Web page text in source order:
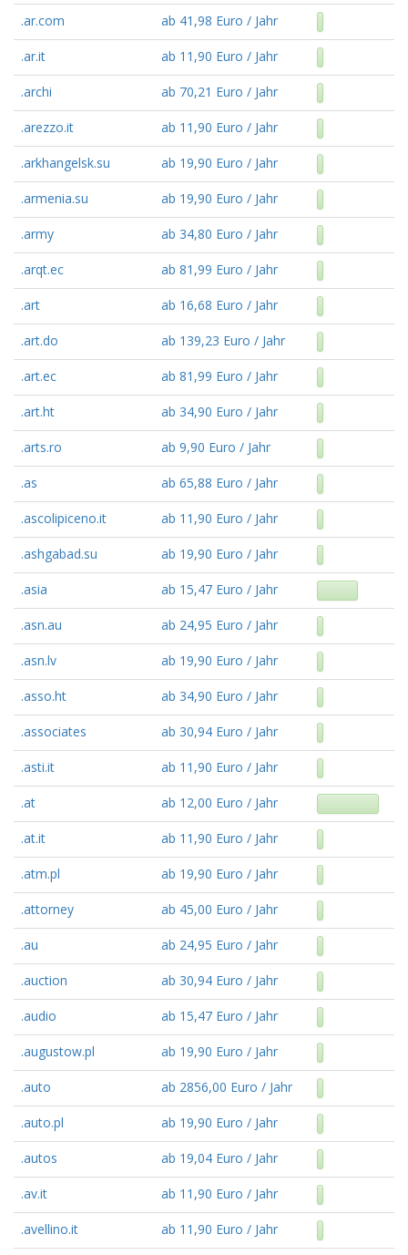
.ar.com ab 41,98 Euro / Jahr
.ar.it ab 11,90 Euro / Jahr
.archi ab 70,21 Euro / Jahr
.arezzo.it ab 11,90 Euro / Jahr
.arkhangelsk.su ab 19,90 Euro / Jahr
.armenia.su ab 19,90 Euro / Jahr
.army ab 34,80 Euro / Jahr
.arqt.ec ab 81,99 Euro / Jahr
.art ab 16,68 Euro / Jahr
.art.do ab 139,23 Euro / Jahr
.art.ec ab 81,99 Euro / Jahr
.art.ht ab 34,90 Euro / Jahr
.arts.ro ab 9,90 Euro / Jahr
.as ab 65,88 Euro / Jahr
.ascolipiceno.it ab 11,90 Euro / Jahr
.ashgabad.su ab 19,90 Euro / Jahr
.asia ab 15,47 Euro / Jahr
.asn.au ab 24,95 Euro / Jahr
.asn.lv ab 19,90 Euro / Jahr
.asso.ht ab 34,90 Euro / Jahr
.associates ab 30,94 Euro / Jahr
.asti.it ab 11,90 Euro / Jahr
.at ab 12,00 Euro / Jahr
.at.it ab 11,90 Euro / Jahr
.atm.pl ab 19,90 Euro / Jahr
.attorney ab 45,00 Euro / Jahr
.au ab 24,95 Euro / Jahr
.auction ab 30,94 Euro / Jahr
.audio ab 15,47 Euro / Jahr
.augustow.pl ab 19,90 Euro / Jahr
.auto ab 2856,00 Euro / Jahr
.auto.pl ab 19,90 Euro / Jahr
.autos ab 19,04 Euro / Jahr
.av.it ab 11,90 Euro / Jahr
.avellino.it ab 11,90 Euro / Jahr